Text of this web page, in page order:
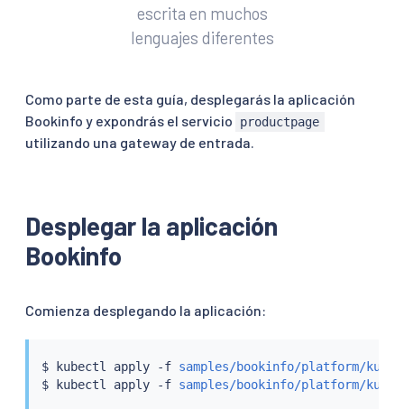
escrita en muchos
lenguajes diferentes
Como parte de esta guía, desplegarás la aplicación
Bookinfo y expondrás el servicio
productpage
utilizando una gateway de entrada.
Desplegar la aplicación
Bookinfo
Comienza desplegando la aplicación:
$ kubectl apply -f samples/bookinfo/platform/
$
kubectl apply -f samples/bookinfo/platform/